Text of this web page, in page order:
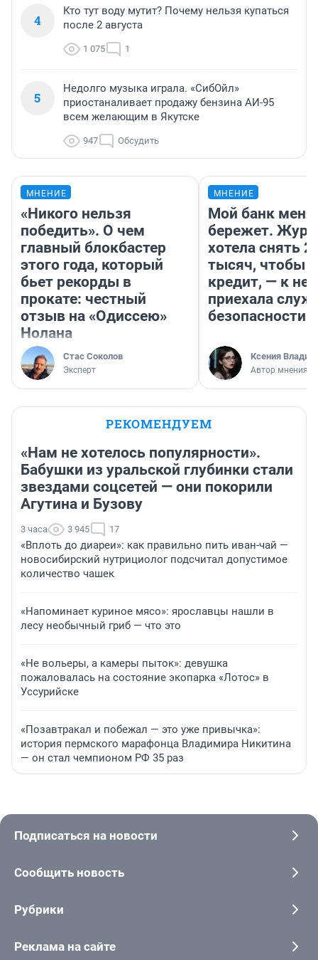
4
Кто тут воду мутит? Почему нельзя купаться
после 2 августа
1 075 1
5
Недолго музыка играла. «СибОйл»
приостаналивает продажу бензина АИ-95
всем желающим в Якутске
947 Обсудить
МНЕНИЕ
«Никого нельзя
победить». О чем
главный блокбастер
этого года, который
бьет рекорды в
прокате: честный
отзыв на «Одиссею»
Нолана
Стас Соколов
Эксперт
МНЕНИЕ
Мой банк меня
бережет.
хотела снять
тысяч, чтобы
кредит, — к
приехала
безопасности
Ксения
Автор мнения
РЕКОМЕНДУЕМ
«Нам не хотелось популярности».
Бабушки из уральской глубинки стали
звездами соцсетей — они покорили
Агутина и Бузову
3 часа 3 945 17
«Вплоть до диареи»: как правильно пить иван-чай —
новосибирский нутрициолог подсчитал допустимое
количество чашек
«Напоминает куриное мясо»: ярославцы нашли в
лесу необычный гриб — что это
«Не вольеры, а камеры пыток»: девушка
пожаловалась на состояние экопарка «Лотос» в
Уссурийске
«Позавтракал и побежал — это уже привычка»:
история пермского марафонца Владимира Никитина
— он стал чемпионом РФ 35 раз
Подписаться на новости
Сообщить новость
Рубрики
Реклама на сайте